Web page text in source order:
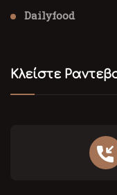
Dailyfood
Κλείστε